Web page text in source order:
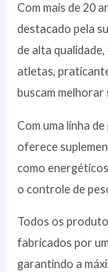
Com mais de 20
destacado pela
de alta
atletas,
buscam melhorar
Com uma linha
oferece
como
o controle de
Todos os
fabricados por
garantindo a